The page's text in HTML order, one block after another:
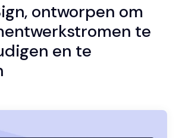
ontworpen om
te
en te